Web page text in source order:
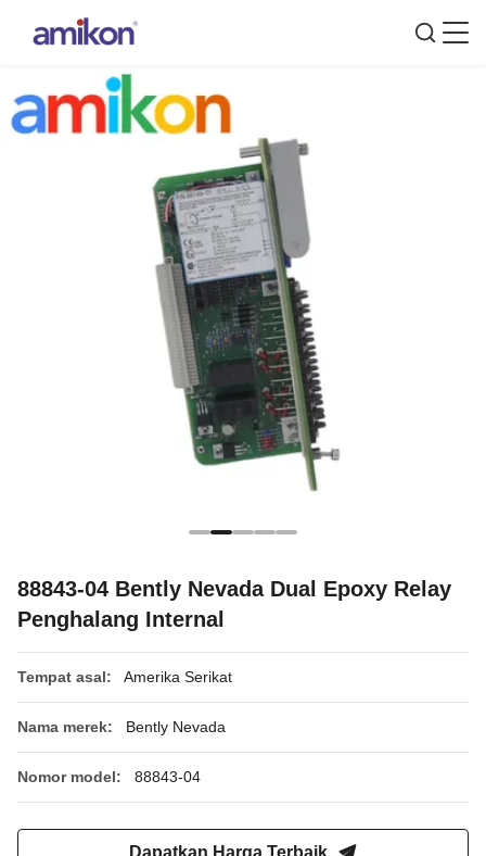
88843-04 Bently Nevada Dual Epoxy Relay
Penghalang Internal
Tempat asal: Amerika Serikat
Nama merek: Bently Nevada
Nomor model: 88843-04
Dapatkan Harga Terbaik